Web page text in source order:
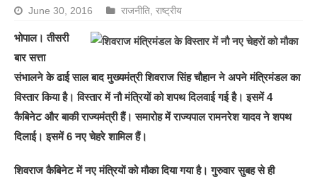
June 30, 2016 राजनीति ,राष्ट्रीय
भोपाल। तीसरी
बार सत्ता
संभालने के ढाई साल बाद मुख्यमंत्री शिवराज सिंह चौहान ने अपने मंत्रिमंडल का
विस्तार किया है। विस्तार में नौ मंत्रियों को शपथ दिलवाई गई है। इसमें 4
कैबिनेट और बाकी राज्यमंत्री हैं। समारोह में राज्यपाल रामनरेश यादव ने शपथ
दिलाई। इसमें 6 नए चेहरे शामिल हैं।
शिवराज कैबिनेट में नए मंत्रियों को मौका दिया गया है। गुरुवार सुबह से ही